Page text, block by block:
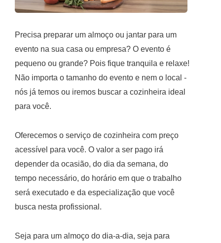
Precisa preparar um almoço ou jantar para um
evento na sua casa ou empresa? O evento é
pequeno ou grande? Pois fique tranquila e relaxe!
Não importa o tamanho do evento e nem o local -
nós já temos ou iremos buscar a cozinheira ideal
para você.
Oferecemos o serviço de cozinheira com preço
acessível para você. O valor a ser pago irá
depender da ocasião, do dia da semana, do
tempo necessário, do horário em que o trabalho
será executado e da especialização que você
busca nesta profissional.
Seja para um almoço do dia-a-dia, seja para